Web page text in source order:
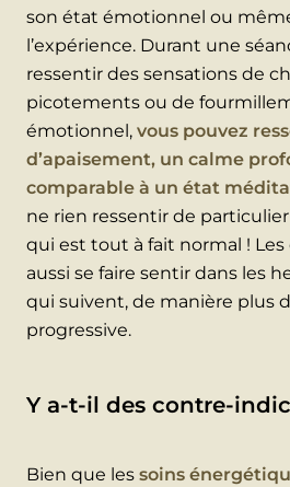
son état émotionnel ou
l’expérience. Durant une
ressentir des sensations de
picotements ou de
émotionnel, vous pouvez
d’apaisement, un calme
comparable à un état
ne rien ressentir de
qui est tout à fait normal !
aussi se faire sentir dans les
qui suivent, de manière plus
progressive.
Y a-t-il des contre-
Bien que les soins